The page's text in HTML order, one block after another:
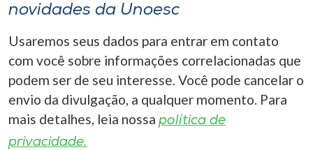
novidades da Unoesc
Usaremos seus dados para entrar em contato
com você sobre informações correlacionadas que
podem ser de seu interesse. Você pode cancelar o
envio da divulgação, a qualquer momento. Para
mais detalhes, leia nossa política de
privacidade.